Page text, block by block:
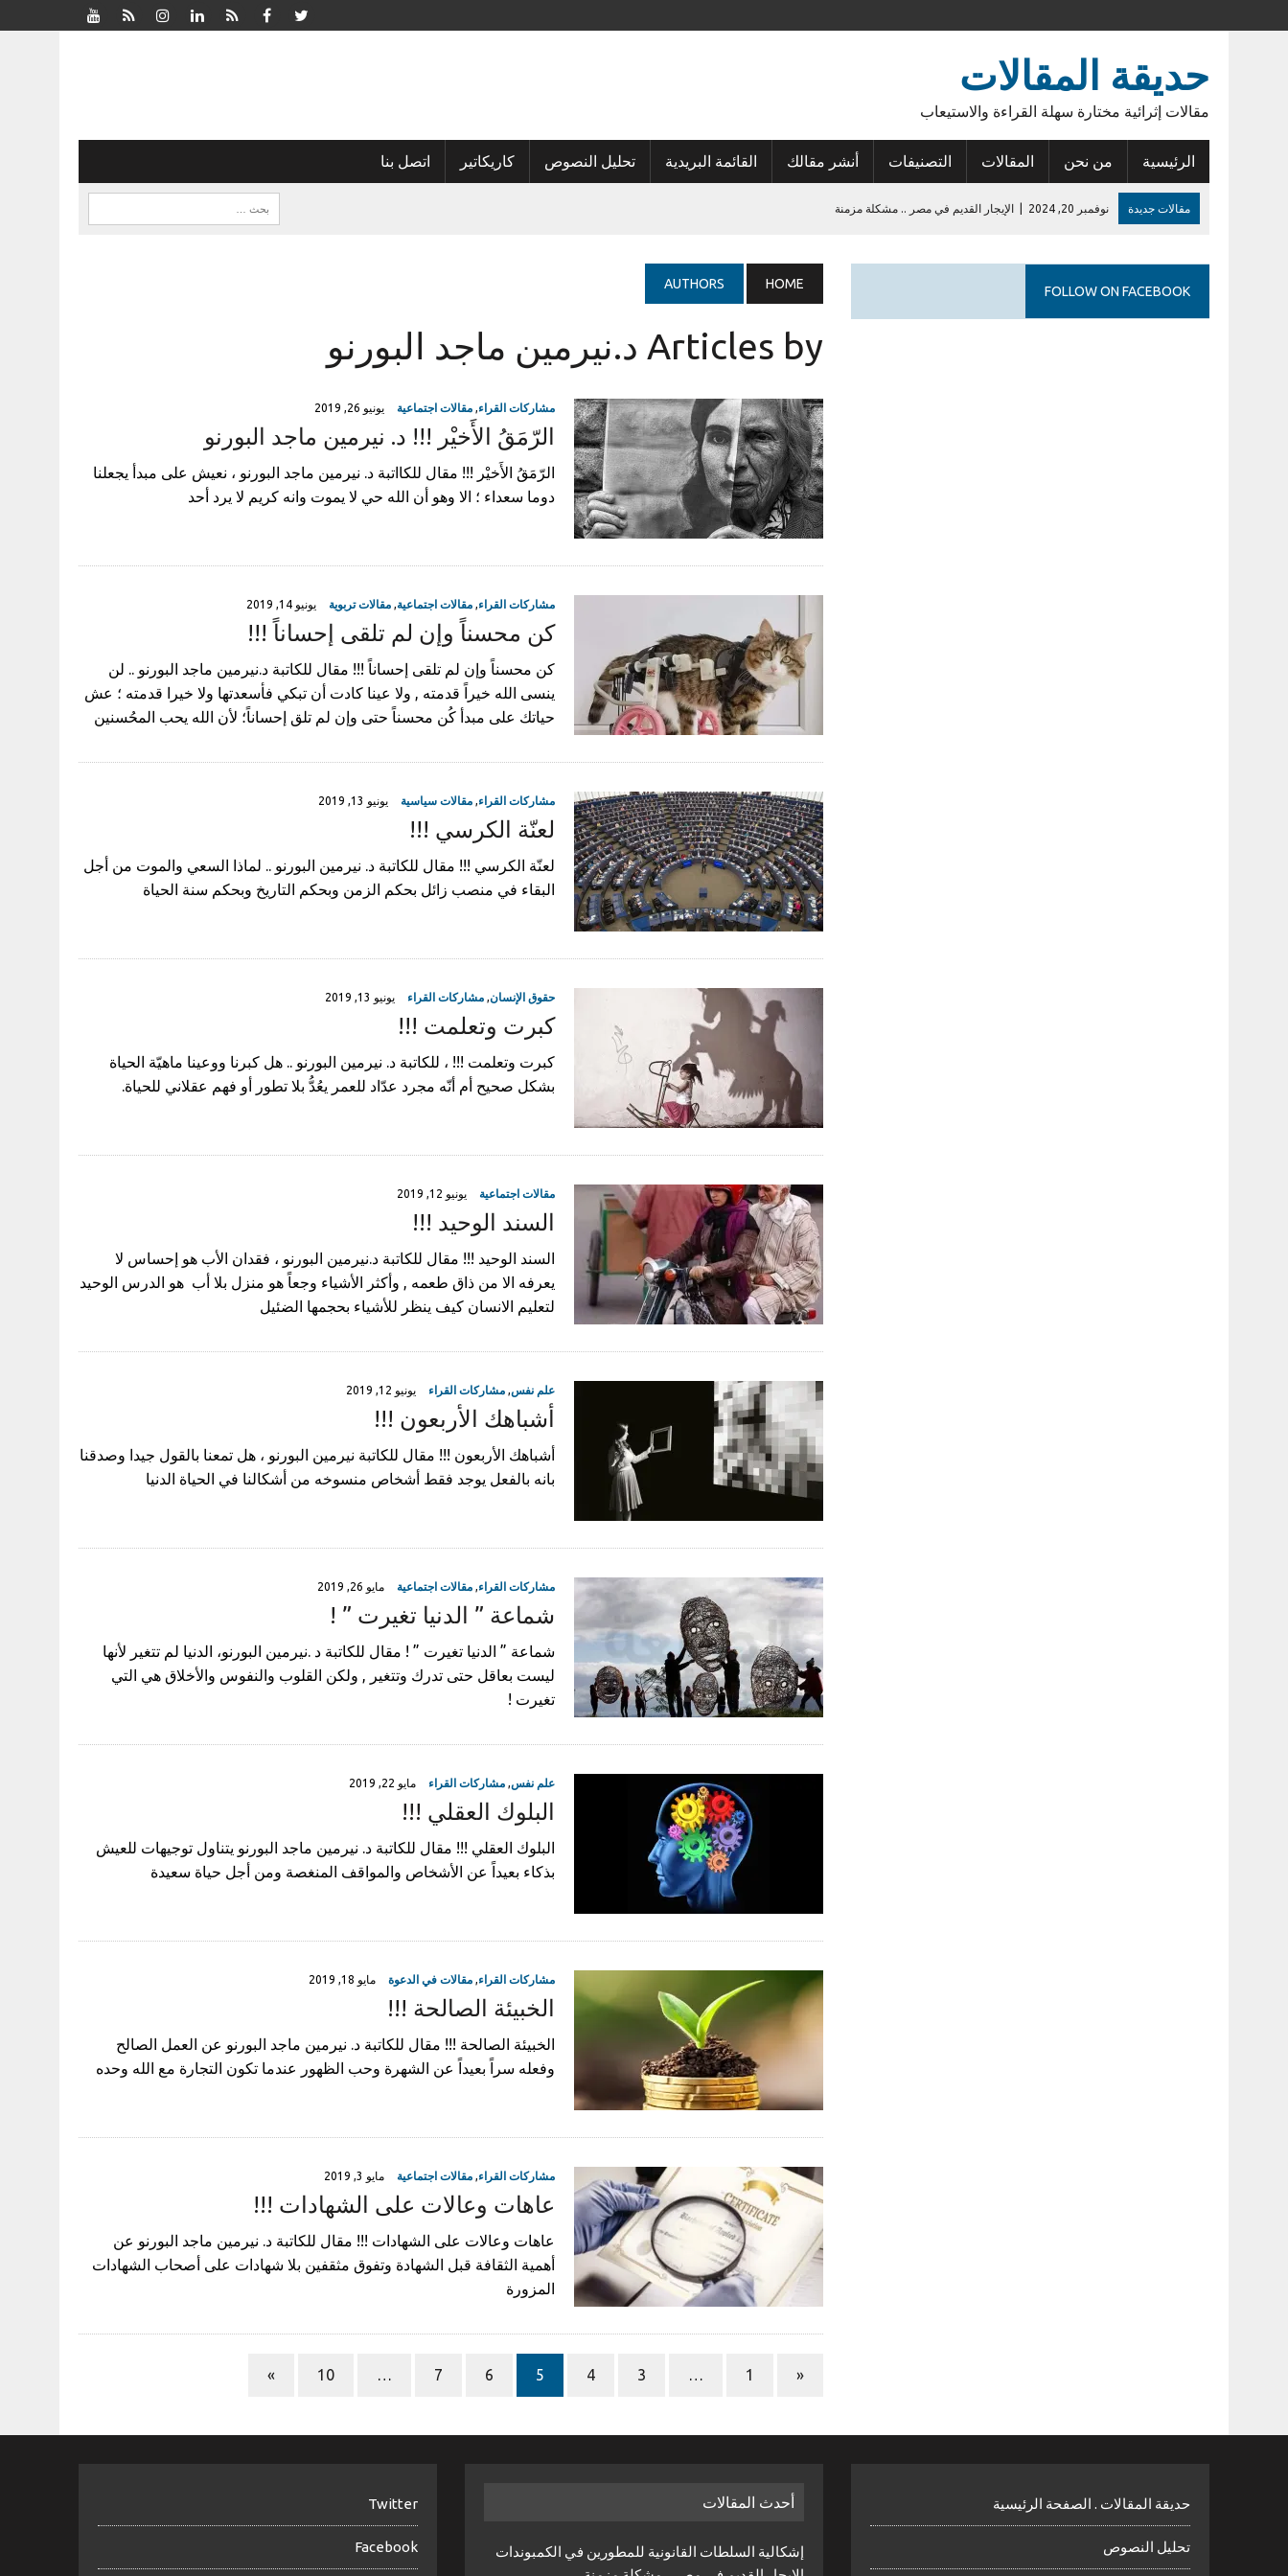
حديقة المقالات
مقالات إثرائية مختارة سهلة القراءة والاستيعاب
الرئيسية من نحن المقالات التصنيفات أنشر مقالك القائمة البريدية تحليل النصوص كاريكاتير اتصل بنا
مقالات جديدة نوفمبر 20, 2024 الإيجار القديم في مصر .. مشكلة مزمنة
HOME
AUTHORS
Articles by د.نيرمين ماجد البورنو
مشاركات القراء,مقالات اجتماعية يونيو 26, 2019
الرّمَقُ الأَخيْر !!! د. نيرمين ماجد البورنو
الرّمَقُ الأَخيْر !!! مقال للكااتبة د. نيرمين ماجد البورنو ، نعيش على مبدأ يجعلنا
دوما سعداء ؛ الا وهو أن الله حي لا يموت وانه كريم لا يرد أحد
مشاركات القراء,مقالات اجتماعية,مقالات تربوية يونيو 14, 2019
كن محسناً وإن لم تلقى إحساناً !!!
كن محسناً وإن لم تلقى إحساناً !!! مقال للكاتبة د.نيرمين ماجد البورنو .. لن
ينسى الله خيراً قدمته , ولا عينا كادت أن تبكي فأسعدتها ولا خيرا قدمته ؛ عش
حياتك على مبدأ كُن محسناً حتى وإن لم تلق إحساناً؛ لأن الله يحب المحُسنين
مشاركات القراء,مقالات سياسية يونيو 13, 2019
لعنّة الكرسي !!!
لعنّة الكرسي !!! مقال للكاتبة د. نيرمين البورنو .. لماذا السعي والموت من أجل
البقاء في منصب زائل بحكم الزمن وبحكم التاريخ وبحكم سنة الحياة
حقوق الإنسان,مشاركات القراء يونيو 13, 2019
كبرت وتعلمت !!!
كبرت وتعلمت !!! ، للكاتبة د. نيرمين البورنو .. هل كبرنا ووعينا ماهيّة الحياة
بشكل صحيح أم أنّه مجرد عدّاد للعمر يعُدُّ بلا تطور أو فهم عقلاني للحياة.
مقالات اجتماعية يونيو 12, 2019
السند الوحيد !!!
السند الوحيد !!! مقال للكاتبة د.نيرمين البورنو ، فقدان الأب هو إحساس لا
يعرفه الا من ذاق طعمه , وأكثر الأشياء وجعاً هو منزل بلا أب هو الدرس الوحيد
لتعليم الانسان كيف ينظر للأشياء بحجمها الضئيل
علم نفس,مشاركات القراء يونيو 12, 2019
أشباهك الأربعون !!!
أشباهك الأربعون !!! مقال للكاتبة نيرمين البورنو ، هل تمعنا بالقول جيدا وصدقنا
بانه بالفعل يوجد فقط أشخاص منسوخه من أشكالنا في الحياة الدنيا
مشاركات القراء,مقالات اجتماعية مايو 26, 2019
شماعة ” الدنيا تغيرت ” !
شماعة ” الدنيا تغيرت ” ! مقال للكاتبة د .نيرمين البورنو، الدنيا لم تتغير لأنها
ليست بعاقل حتى تدرك وتتغير , ولكن القلوب والنفوس والأخلاق هي التي
تغيرت !
علم نفس,مشاركات القراء مايو 22, 2019
البلوك العقلي !!!
البلوك العقلي !!! مقال للكاتبة د. نيرمين ماجد البورنو يتناول توجيهات للعيش
بذكاء بعيداً عن الأشخاص والمواقف المنغصة ومن أجل حياة سعيدة
مشاركات القراء,مقالات في الدعوة مايو 18, 2019
الخبيئة الصالحة !!!
الخبيئة الصالحة !!! مقال للكاتبة د. نيرمين ماجد البورنو عن العمل الصالح
وفعله سراً بعيداً عن الشهرة وحب الظهور عندما تكون التجارة مع الله وحده
مشاركات القراء,مقالات اجتماعية مايو 3, 2019
عاهات وعالات على الشهادات !!!
عاهات وعالات على الشهادات !!! مقال للكاتبة د. نيرمين ماجد البورنو عن
أهمية الثقافة قبل الشهادة وتفوق مثقفين بلا شهادات على أصحاب الشهادات
المزورة
«
1
…
3
4
5
6
7
…
10
»
FOLLOW ON FACEBOOK
حديقة المقالات . الصفحة الرئيسية
تحليل النصوص
أحدث المقالات
إشكالية السلطات القانونية للمطورين في الكمبوندات
Twitter
Facebook